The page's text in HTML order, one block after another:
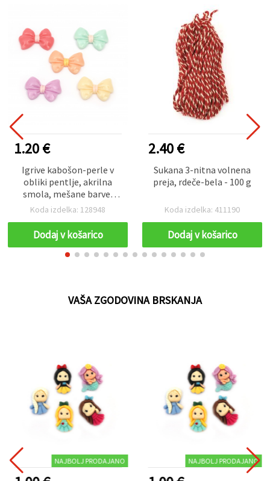
1.20 €
Igrive kabošon-perle v
obliki pentlje, akrilna
smola, mešane barve,
33x23x5 mm – komplet 5
in hobi DIY ustvarjanje
Koda izdelka: 128948
Dodaj v košarico
2.40 €
Sukana 3-nitna volnena
preja, rdeče-bela - 100 g
Koda izdelka: 411190
Dodaj v košarico
VAŠA ZGODOVINA BRSKANJA
NAJBOLJ PRODAJANO NAJBOLJ PRODAJANO